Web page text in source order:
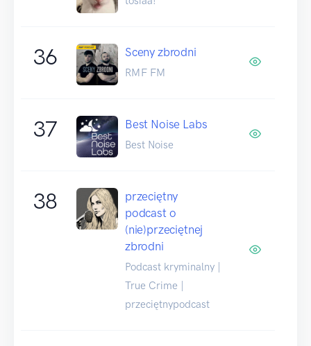
36 Sceny zbrodni
RMF FM
37 Best Noise Labs
Best Noise
38
przeciętny
podcast o
(nie)przeciętnej
zbrodni
Podcast kryminalny |
True Crime |
przeciętnypodcast